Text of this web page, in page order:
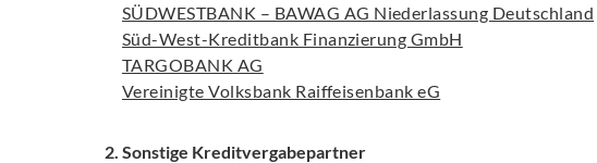
SÜDWESTBANK – BAWAG AG Niederlassung Deutschland
Süd-West-Kreditbank Finanzierung GmbH
TARGOBANK AG
Vereinigte Volksbank Raiffeisenbank eG
2. Sonstige Kreditvergabepartner